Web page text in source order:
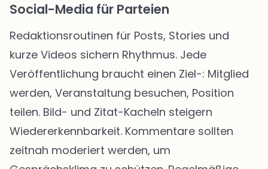
Social-Media für Parteien
Redaktionsroutinen für Posts, Stories und
kurze Videos sichern Rhythmus. Jede
Veröffentlichung braucht einen Ziel-: Mitglied
werden, Veranstaltung besuchen, Position
teilen. Bild- und Zitat-Kacheln steigern
Wiedererkennbarkeit. Kommentare sollten
zeitnah moderiert werden, um